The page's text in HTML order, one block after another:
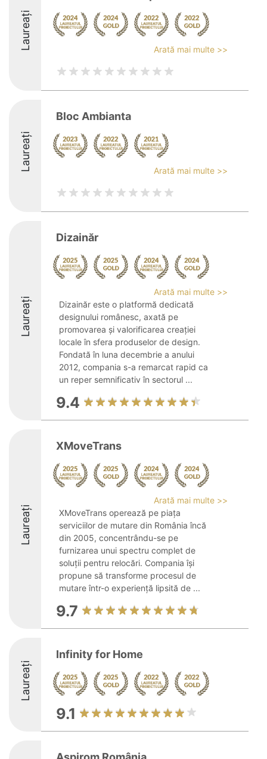
Laureați Arată mai multe >>
Laureați
Bloc Ambianta
Arată mai multe >>
Laureați
Dizainăr
Arată mai multe >>
Dizainăr este o platformă dedicată
designului românesc, axată pe
promovarea și valorificarea creației
locale în sfera produselor de design.
Fondată în luna decembrie a anului
2012, compania s-a remarcat rapid ca
un reper semnificativ în sectorul ...
9.4
Laureați
XMoveTrans
Arată mai multe >>
XMoveTrans operează pe piața
serviciilor de mutare din România încă
din 2005, concentrându-se pe
furnizarea unui spectru complet de
soluții pentru relocări. Compania își
propune să transforme procesul de
mutare într-o experiență lipsită de ...
9.7
Laureați
Infinity for Home
9.1